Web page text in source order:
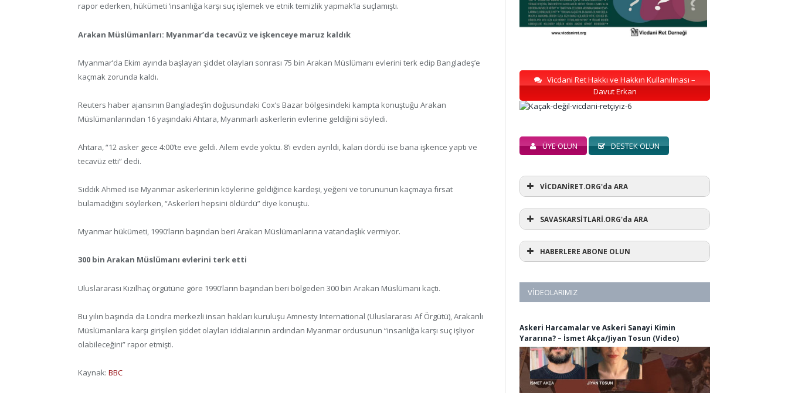
rapor ederken, hükümeti ‘insanlığa karşı suç işlemek ve etnik temizlik yapmak’la suçlamıştı.
Arakan Müslümanları: Myanmar’da tecavüz ve işkenceye maruz kaldık
Myanmar’da Ekim ayında başlayan şiddet olayları sonrası 75 bin Arakan Müslümanı evlerini terk edip Bangladeş’e
kaçmak zorunda kaldı.
Reuters haber ajansının Bangladeş’in doğusundaki Cox’s Bazar bölgesindeki kampta konuştuğu Arakan
Müslümanlarından 16 yaşındaki Ahtara, Myanmarlı askerlerin evlerine geldiğini söyledi.
Ahtara, “12 asker gece 4:00’te eve geldi. Ailem evde yoktu. 8’i evden ayrıldı, kalan dördü ise bana işkence yaptı ve
tecavüz etti” dedi.
Sıddık Ahmed ise Myanmar askerlerinin köylerine geldiğince kardeşi, yeğeni ve torununun kaçmaya fırsat
bulamadığını söylerken, “Askerleri hepsini öldürdü” diye konuştu.
Myanmar hükümeti, 1990’ların başından beri Arakan Müslümanlarına vatandaşlık vermiyor.
300 bin Arakan Müslümanı evlerini terk etti
Uluslararası Kızılhaç örgütüne göre 1990’ların başından beri bölgeden 300 bin Arakan Müslümanı kaçtı.
Bu yılın başında da Londra merkezli insan hakları kuruluşu Amnesty International (Uluslararası Af Örgütü), Arakanlı
Müslümanlara karşı girişilen şiddet olayları iddialarının ardından Myanmar ordusunun “insanlığa karşı suç işliyor
olabileceğini” rapor etmişti.
Kaynak: BBC
Vicdani Ret Hakkı ve Hakkın Kullanılması –
Davut Erkan
ÜYE OLUN DESTEK OLUN
VİCDANİRET.ORG'da ARA
SAVASKARSİTLARİ.ORG'da ARA
HABERLERE ABONE OLUN
VIDEOLARIMIZ
Askeri Harcamalar ve Askeri Sanayi Kimin
Yararına? – İsmet Akça/Jiyan Tosun (Video)